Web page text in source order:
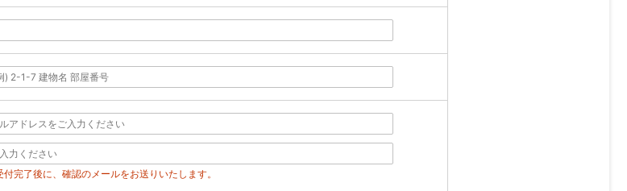
付完了後に、確認のメールをお送りいたします。